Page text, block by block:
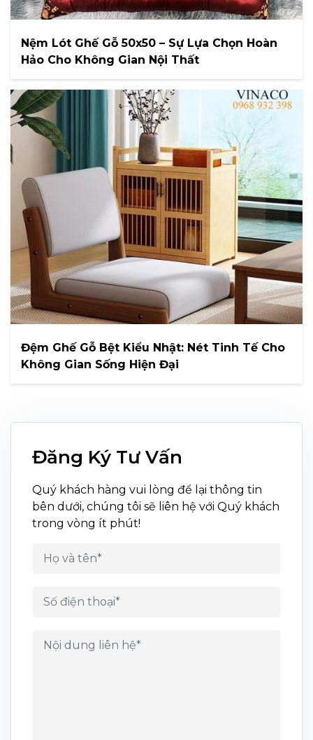
Nệm Lót Ghế Gỗ 50x50 – Sự Lựa Chọn Hoàn
Hảo Cho Không Gian Nội Thất
Đệm Ghế Gỗ Bệt Kiểu Nhật: Nét Tinh Tế Cho
Không Gian Sống Hiện Đại
Đăng Ký Tư Vấn
Quý khách hàng vui lòng để lại thông tin
bên dưới, chúng tôi sẽ liên hệ với Quý khách
trong vòng ít phút!